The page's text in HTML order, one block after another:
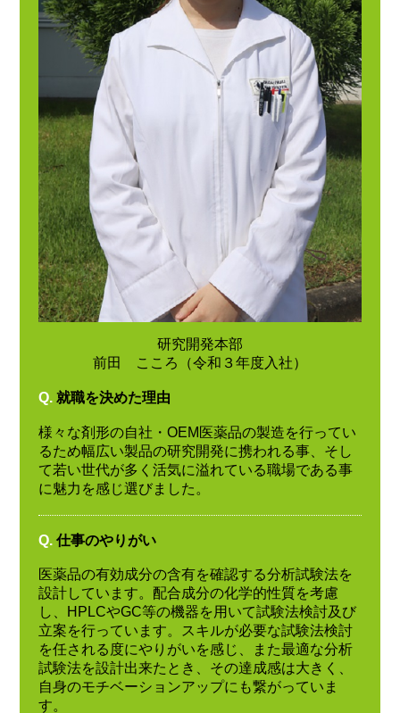
研究開発本部
前田 こころ（令和３年度入社）
Q. 就職を決めた理由
様々な剤形の自社・OEM医薬品の製造を行ってい
るため幅広い製品の研究開発に携われる事、そし
て若い世代が多く活気に溢れている職場である事
に魅力を感じ選びました。
Q. 仕事のやりがい
医薬品の有効成分の含有を確認する分析試験法を
設計しています。配合成分の化学的性質を考慮
し、HPLCやGC等の機器を用いて試験法検討及び
立案を行っています。スキルが必要な試験法検討
を任される度にやりがいを感じ、また最適な分析
試験法を設計出来たとき、その達成感は大きく、
自身のモチベーションアップにも繋がっていま
す。